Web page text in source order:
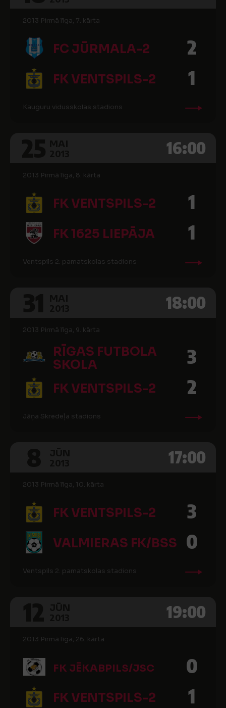
2013 Pirmā līga, 7. kārta
FC JŪRMALA-2 2
FK VENTSPILS-2 1
Kauguru vidusskolas stadions
16:00
2013 Pirmā līga, 8. kārta
FK VENTSPILS-2 1
FK 1625 LIEPĀJA 1
Ventspils 2. pamatskolas stadions
18:00
2013 Pirmā līga, 9. kārta
RĪGAS FUTBOLA
SKOLA
3
FK VENTSPILS-2 2
Jāņa Skredeļa stadions
17:00
2013 Pirmā līga, 10. kārta
FK VENTSPILS-2 3
VALMIERAS FK/BSS 0
Ventspils 2. pamatskolas stadions
19:00
2013 Pirmā līga, 26. kārta
FK JĒKABPILS/JSC 0
FK VENTSPILS-2 1